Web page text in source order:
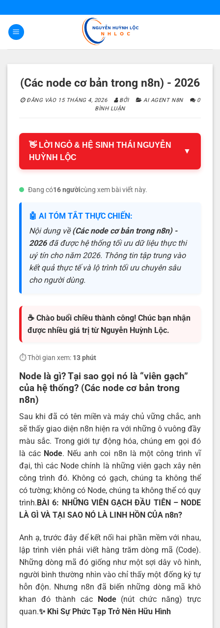
nội
dung
(Các node cơ bản trong n8n) - 2026
ĐĂNG VÀO 15 THÁNG 4, 2026 BỞI AI AGENT N8N
0
BÌNH LUẬN
👋 LỜI NGỎ & HỆ SINH THÁI NGUYỄN
HUỲNH LỘC
▼
Đang có16 ngườicùng xem bài viết này.
🤖 AI TÓM TẮT THỰC CHIẾN:
Nội dung về(Các node cơ bản trong n8n) -
2026đã được hệ thống tối ưu dữ liệu thực thi
uý tín cho năm 2026. Thông tin tập trung vào
kết quả thực tế và lộ trình tối ưu chuyên sâu
cho người dùng.
☕ Chào buổi chiều thành công! Chúc bạn nhận
được nhiều giá trị từ Nguyễn Huỳnh Lộc.
⏱️ Thời gian xem: 13 phút
Node là gì? Tại sao gọi nó là “viên gạch”
của hệ thống? (Các node cơ bản trong
n8n)
Sau khi đã có tên miền và máy chủ vững chắc, anh
sẽ thấy giao diện n8n hiện ra với những ô vuông đầy
màu sắc. Trong giới tự động hóa, chúng em gọi đó
là các Node. Nếu anh coi n8n là một công trình vĩ
đại, thì các Node chính là những viên gạch xây nên
công trình đó. Không có gạch, chúng ta không thể
có tường; không có Node, chúng ta không thể có quy
trình.BÀI 6: NHỮNG VIÊN GẠCH ĐẦU TIÊN – NODE
LÀ GÌ VÀ TẠI SAO NÓ LÀ LINH HỒN CỦA n8n?
Anh ạ, trước đây để kết nối hai phần mềm với nhau,
lập trình viên phải viết hàng trăm dòng mã (Code).
Những dòng mã đó giống như một sợi dây vô hình,
người bình thường nhìn vào chỉ thấy một đống ký tự
hỗn độn. Nhưng n8n đã biến những dòng mã khô
khan đó thành các Node(nút chức năng) trực
quan.✨ Khi Sự Phức Tạp Trở Nên Hữu Hình